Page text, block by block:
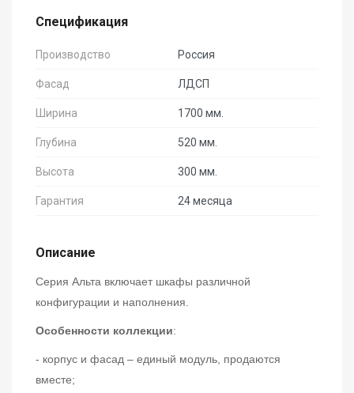
Спецификация
Производство Россия
Фасад ЛДСП
Ширина 1700 мм.
Глубина 520 мм.
Высота 300 мм.
Гарантия 24 месяца
Описание
Серия Альта включает шкафы различной
конфигурации и наполнения.
Особенности коллекции:
- корпус и фасад – единый модуль, продаются
вместе;